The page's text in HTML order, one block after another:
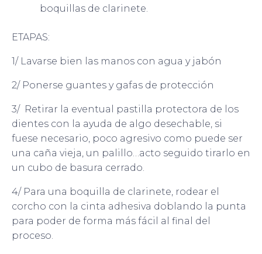
boquillas de clarinete.
ETAPAS:
1/ Lavarse bien las manos con agua y jabón
2/ Ponerse guantes y gafas de protección
3/ Retirar la eventual pastilla protectora de los
dientes con la ayuda de algo desechable, si
fuese necesario, poco agresivo como puede ser
una caña vieja, un palillo…acto seguido tirarlo en
un cubo de basura cerrado.
4/ Para una boquilla de clarinete, rodear el
corcho con la cinta adhesiva doblando la punta
para poder de forma más fácil al final del
proceso.